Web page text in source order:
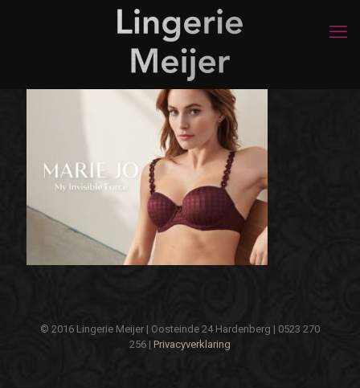
© 2016 Lingerie Meijer | Oosteinde 24 Hardenberg | 0523 270
256 | Privacyverklaring